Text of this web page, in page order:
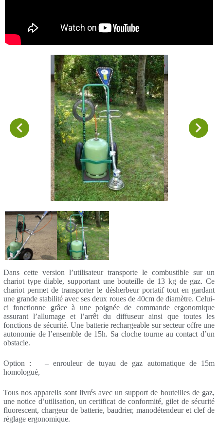
Dans cette version l’utilisateur transporte le combustible sur un
chariot type diable, supportant une bouteille de 13 kg de gaz. Ce
chariot permet de transporter le désherbeur portatif tout en gardant
une grande stabilité avec ses deux roues de 40cm de diamètre. Celui-
ci fonctionne grâce à une poignée de commande ergonomique
assurant l’allumage et l’arrêt du diffuseur ainsi que toutes les
fonctions de sécurité. Une batterie rechargeable sur secteur offre une
autonomie de l’ensemble de 15h. Sa cloche tourne au contact d’un
obstacle.
Option : – enrouleur de tuyau de gaz automatique de 15m
homologué,
Tous nos appareils sont livrés avec un support de bouteilles de gaz,
une notice d’utilisation, un certificat de conformité, gilet de sécurité
fluorescent, chargeur de batterie, baudrier, manodétendeur et clef de
réglage ergonomique.